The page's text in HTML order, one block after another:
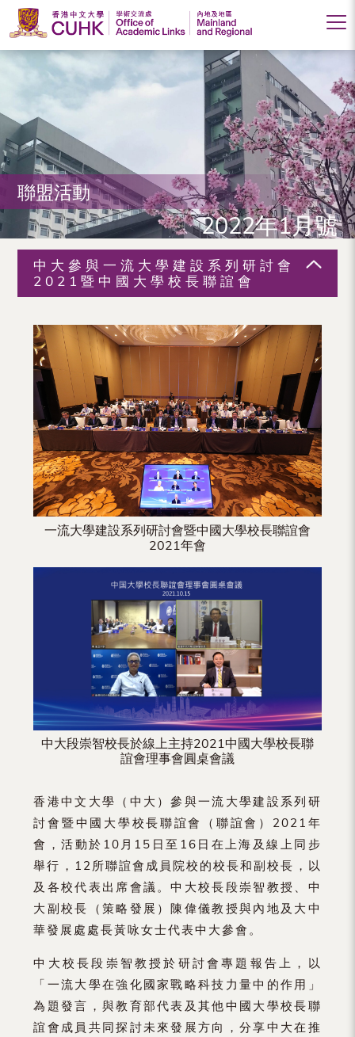
香
港
中
文
大
學
學
術
（內
區）
聯盟活動
2022年1月號
中大參與一流大學建設系列研討會
2021暨中國大學校長聯誼會
一流大學建設系列研討會暨中國大學校長聯誼會
2021年會
中大段崇智校長於線上主持2021中國大學校長聯
誼會理事會圓桌會議
香港中文大學（中大）參與一流大學建設系列研
討會暨中國大學校長聯誼會（聯誼會）2021年
會，活動於10月15日至16日在上海及線上同步
舉行，12所聯誼會成員院校的校長和副校長，以
及各校代表出席會議。中大校長段崇智教授、中
大副校長（策略發展）陳偉儀教授與內地及大中
華發展處處長黃咏女士代表中大參會。
中大校長段崇智教授於研討會專題報告上，以
「一流大學在強化國家戰略科技力量中的作用」
為題發言，與教育部代表及其他中國大學校長聯
誼會成員共同探討未來發展方向，分享中大在推